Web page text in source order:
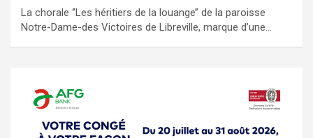
La chorale ‘’Les héritiers de la louange’’ de la paroisse
Notre-Dame-des Victoires de Libreville, marque d’une…